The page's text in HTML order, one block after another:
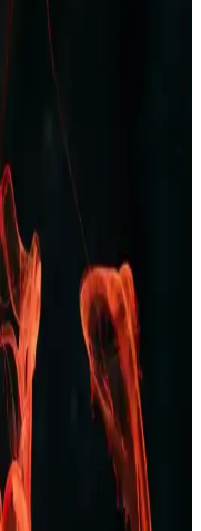
kumaşlardan üretilir,
fiyat ve kalite dengesi
Terlik: Şıklık ve
Tasarım
tasarımı ve ortopedik
alabilir yapısıyla gün
Rahat ve
rahatlık ve şıklığı
ev
Seçenekleri:
Koleksiyonlar
şıklık ve
tarzlara uygun